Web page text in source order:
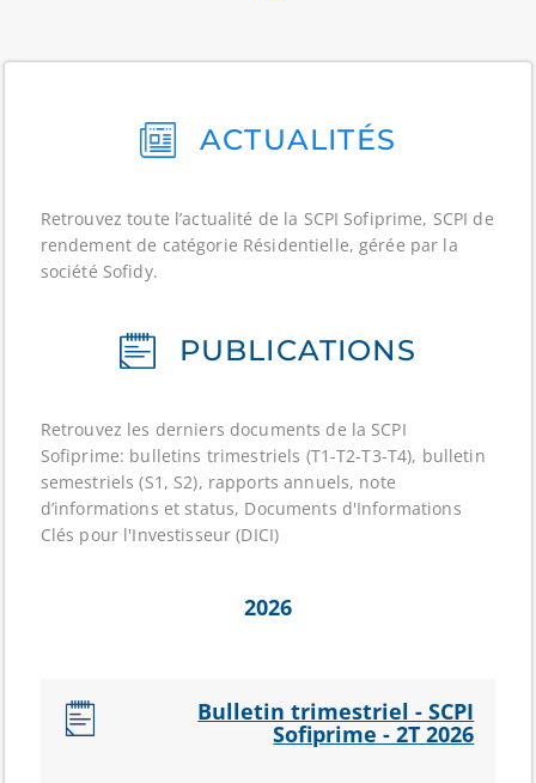
ACTUALITÉS
Retrouvez toute l’actualité de la SCPI Sofiprime, SCPI de
rendement de catégorie Résidentielle, gérée par la
société Sofidy.
PUBLICATIONS
Retrouvez les derniers documents de la SCPI
Sofiprime: bulletins trimestriels (T1-T2-T3-T4), bulletin
semestriels (S1, S2), rapports annuels, note
d’informations et status, Documents d'Informations
Clés pour l'Investisseur (DICI)
2026
Bulletin trimestriel - SCPI
Sofiprime - 2T 2026